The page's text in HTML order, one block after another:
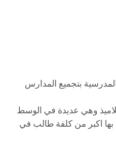
بتجميع المدارس
تعد اقل من 10تلاميذ وھي عديدة في الوسط
بھا اكبر من كلفة طالب في